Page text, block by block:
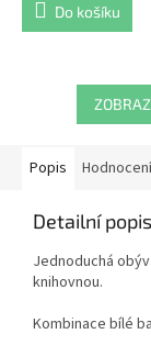
4,4
hvězdiček.
Do košíku
Popis Hodnocení
Detailní
Jednoduchá
knihovnou.
Kombinace bílé